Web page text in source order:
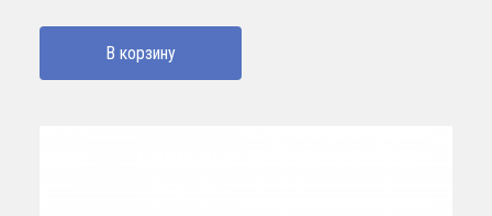
составляла
170000 UZS.
140000 UZS.
В корзину